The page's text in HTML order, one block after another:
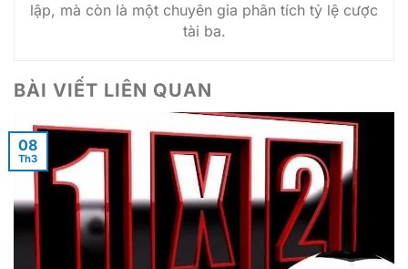
lập, mà còn là một chuyên gia phân tích tỷ lệ cược
tài ba.
BÀI VIẾT LIÊN QUAN
08
Th3